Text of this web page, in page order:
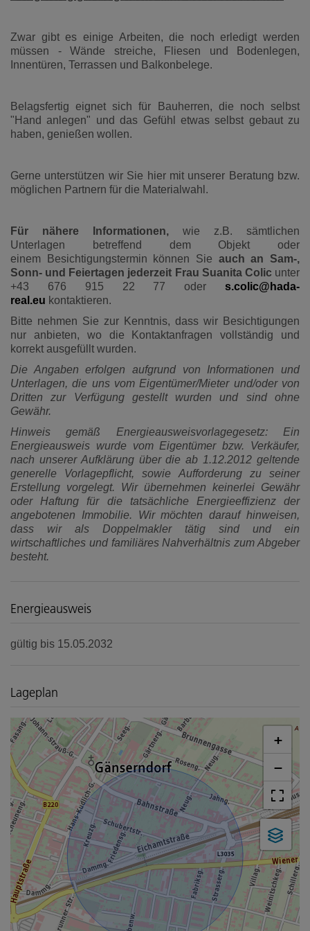
Zwar gibt es einige Arbeiten, die noch erledigt werden
müssen - Wände streiche, Fliesen und Bodenlegen,
Innentüren, Terrassen und Balkonbelege.
Belagsfertig eignet sich für Bauherren, die noch selbst
"Hand anlegen" und das Gefühl etwas selbst gebaut zu
haben, genießen wollen.
Gerne unterstützen wir Sie hier mit unserer Beratung bzw.
möglichen Partnern für die Materialwahl.
Für nähere Informationen, wie z.B. sämtlichen
Unterlagen betreffend dem Objekt oder
einem Besichtigungstermin können Sie auch an Sam-,
Sonn- und Feiertagen jederzeit Frau Suanita Colic unter
+43 676 915 22 77
oders.colic@hada-
real.eu kontaktieren.
Bitte nehmen Sie zur Kenntnis, dass wir Besichtigungen
nur anbieten, wo die Kontaktanfragen vollständig und
korrekt ausgefüllt wurden.
Die Angaben erfolgen aufgrund von Informationen und
Unterlagen, die uns vom Eigentümer/Mieter und/oder von
Dritten zur Verfügung gestellt wurden und sind ohne
Gewähr.
Hinweis gemäß Energieausweisvorlagegesetz: Ein
Energieausweis wurde vom Eigentümer bzw. Verkäufer,
nach unserer Aufklärung über die ab 1.12.2012 geltende
generelle Vorlagepflicht, sowie Aufforderung zu seiner
Erstellung vorgelegt. Wir übernehmen keinerlei Gewähr
oder Haftung für die tatsächliche Energieeffizienz der
angebotenen Immobilie. Wir möchten darauf hinweisen,
dass wir als Doppelmakler tätig sind und ein
wirtschaftliches und familiäres Nahverhältnis zum Abgeber
besteht.
Energieausweis
gültig bis 15.05.2032
Lageplan
+
−